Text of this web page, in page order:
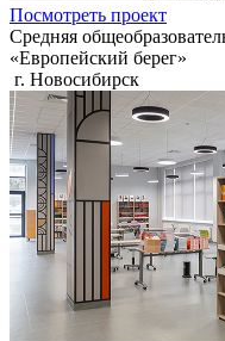
Посмотреть проект
Средняя
«Европейский берег»
г. Новосибирск